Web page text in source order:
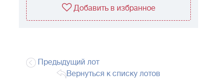
Добавить в избранное
Предыдущий лот
Вернуться к списку лотов